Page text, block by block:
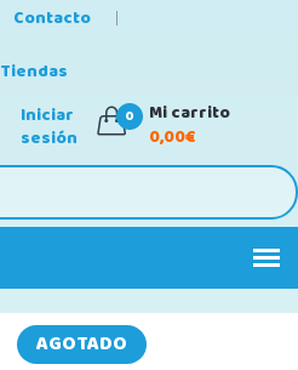
Contacto
Tiendas
Iniciar
sesión
0
Mi carrito
0,00€
AGOTADO